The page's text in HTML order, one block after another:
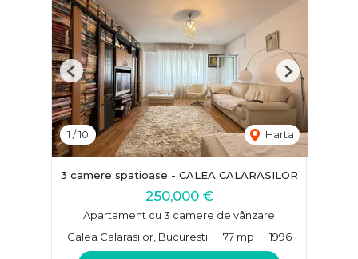
1 /10 Harta
Previous Next
3 camere spatioase - CALEA CALARASILOR
250,000 €
Apartament cu 3 camere de vânzare
Calea Calarasilor, Bucuresti
77 mp 1996